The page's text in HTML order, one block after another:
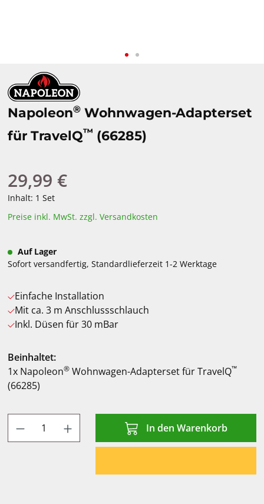
Napoleon® Wohnwagen-Adapterset
für TravelQ™ (66285)
Regulärer Preis:
29,99 €
Inhalt: 1 Set
Preise inkl. MwSt. zzgl. Versandkosten
Auf Lager
Sofort versandfertig, Standardlieferzeit 1-2 Werktage
Einfache Installation
Mit ca. 3 m Anschlussschlauch
Inkl. Düsen für 30 mBar
Beinhaltet:
1x Napoleon® Wohnwagen-Adapterset für TravelQ™
(66285)
Produkt Anzahl: Gib den gewünschten
In den Warenkorb